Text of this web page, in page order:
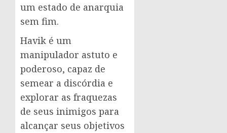
um estado de anarquia
sem fim.
Havik é um
manipulador astuto e
poderoso, capaz de
semear a discórdia e
explorar as fraquezas
de seus inimigos para
alcançar seus objetivos